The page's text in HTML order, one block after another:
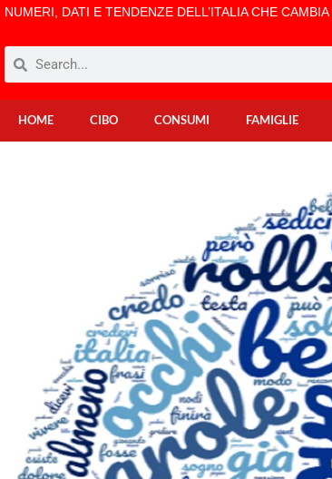
NUMERI, DATI E TENDENZE DELL’ITALIA CHE CAMBIA
HOME CIBO CONSUMI FAMIGLIE